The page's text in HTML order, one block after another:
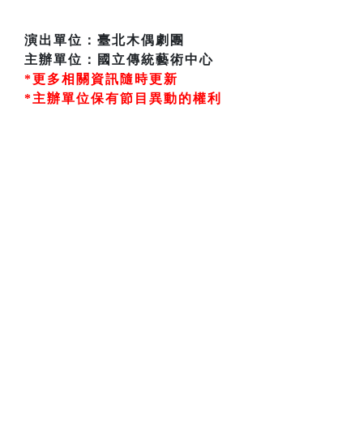
演出單位：臺北木偶劇團
主辦單位：國立傳統藝術中心
*更多相關資訊隨時更新
*主辦單位保有節目異動的權利